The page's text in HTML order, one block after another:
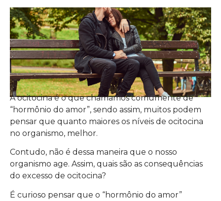
A ocitocina é o que chamamos comumente de
“hormônio do amor”, sendo assim, muitos podem
pensar que quanto maiores os níveis de ocitocina
no organismo, melhor.
Contudo, não é dessa maneira que o nosso
organismo age. Assim, quais são as consequências
do excesso de ocitocina?
É curioso pensar que o “hormônio do amor”